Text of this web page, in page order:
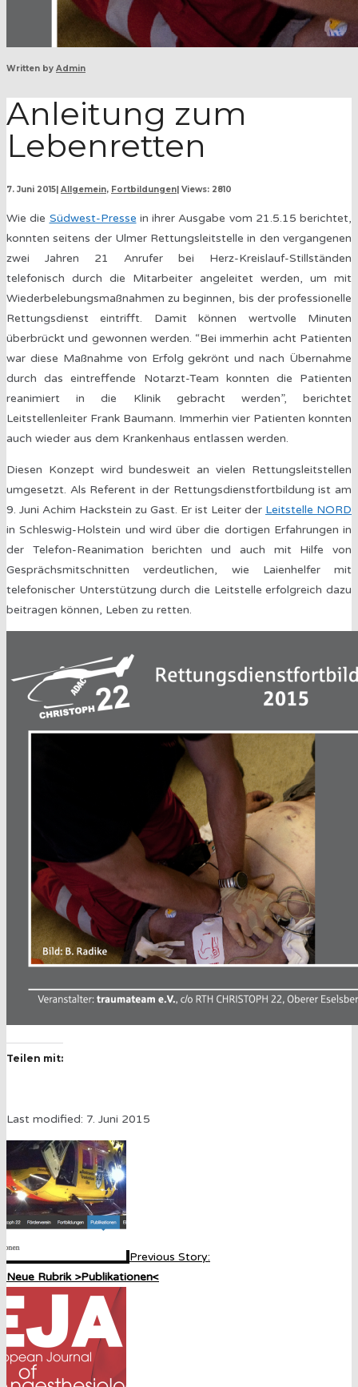
Written by Admin
Anleitung zum
Lebenretten
7. Juni 2015 Allgemein, Fortbildungen Views: 2810
Wie die Südwest-Presse in ihrer Ausgabe vom 21.5.15 berichtet,
konnten seitens der Ulmer Rettungsleitstelle in den vergangenen
zwei Jahren 21 Anrufer bei Herz-Kreislauf-Stillständen
telefonisch durch die Mitarbeiter angeleitet werden, um mit
Wiederbelebungsmaßnahmen zu beginnen, bis der professionelle
Rettungsdienst eintrifft. Damit können wertvolle Minuten
überbrückt und gewonnen werden. “Bei immerhin acht Patienten
war diese Maßnahme von Erfolg gekrönt und nach Übernahme
durch das eintreffende Notarzt-Team konnten die Patienten
reanimiert in die Klinik gebracht werden”, berichtet
Leitstellenleiter Frank Baumann. Immerhin vier Patienten konnten
auch wieder aus dem Krankenhaus entlassen werden.
Diesen Konzept wird bundesweit an vielen Rettungsleitstellen
umgesetzt. Als Referent in der Rettungsdienstfortbildung ist am
9. Juni Achim Hackstein zu Gast. Er ist Leiter der Leitstelle NORD
in Schleswig-Holstein und wird über die dortigen Erfahrungen in
der Telefon-Reanimation berichten und auch mit Hilfe von
Gesprächsmitschnitten verdeutlichen, wie Laienhelfer mit
telefonischer Unterstützung durch die Leitstelle erfolgreich dazu
beitragen können, Leben zu retten.
Teilen mit:
Last modified: 7. Juni 2015
Previous Story:
Neue Rubrik >Publikationen<